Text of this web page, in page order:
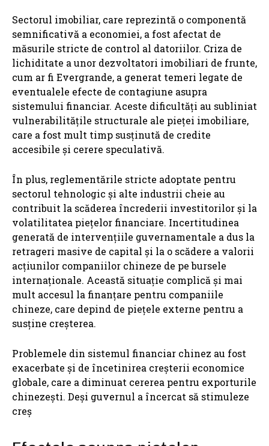
Sectorul imobiliar, care reprezintă o componentă
semnificativă a economiei, a fost afectat de
măsurile stricte de control al datoriilor. Criza de
lichiditate a unor dezvoltatori imobiliari de frunte,
cum ar fi Evergrande, a generat temeri legate de
eventualele efecte de contagiune asupra
sistemului financiar. Aceste dificultăți au subliniat
vulnerabilitățile structurale ale pieței imobiliare,
care a fost mult timp susținută de credite
accesibile și cerere speculativă.
În plus, reglementările stricte adoptate pentru
sectorul tehnologic și alte industrii cheie au
contribuit la scăderea încrederii investitorilor și la
volatilitatea piețelor financiare. Incertitudinea
generată de intervențiile guvernamentale a dus la
retrageri masive de capital și la o scădere a valorii
acțiunilor companiilor chineze de pe bursele
internaționale. Această situație complică și mai
mult accesul la finanțare pentru companiile
chineze, care depind de piețele externe pentru a
susține creșterea.
Problemele din sistemul financiar chinez au fost
exacerbate și de încetinirea creșterii economice
globale, care a diminuat cererea pentru exporturile
chinezești. Deși guvernul a încercat să stimuleze
creș